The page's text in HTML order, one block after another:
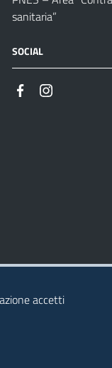
sanitaria”
SOCIAL
accetti